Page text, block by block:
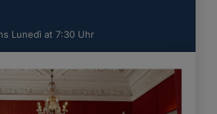
Lunedì at 7:30 Uhr